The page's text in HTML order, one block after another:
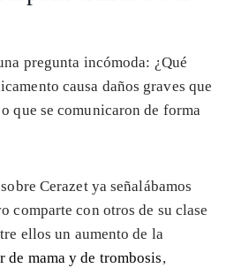
pregunta incómoda: ¿Qué
causa daños graves que
que se comunicaron de forma
Cerazet ya señalábamos
comparte con otros de su clase
ellos un aumento de la
de mama y de trombosis,